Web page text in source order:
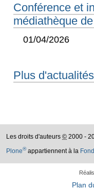
Conférence et
médiathèque
01/04/2026
Plus
Les droits d'auteurs © 2000 -
Plone®appartiennent à la
Plan